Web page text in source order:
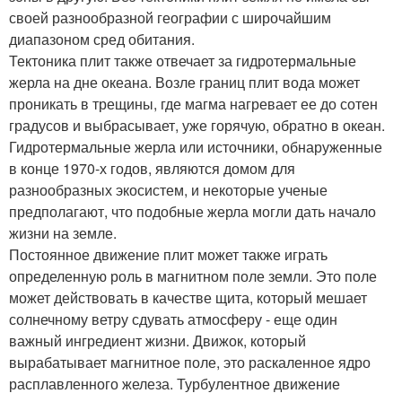
своей разнообразной географии с широчайшим
диапазоном сред обитания.
Тектоника плит также отвечает за гидротермальные
жерла на дне океана. Возле границ плит вода может
проникать в трещины, где магма нагревает ее до сотен
градусов и выбрасывает, уже горячую, обратно в океан.
Гидротермальные жерла или источники, обнаруженные
в конце 1970-х годов, являются домом для
разнообразных экосистем, и некоторые ученые
предполагают, что подобные жерла могли дать начало
жизни на земле.
Постоянное движение плит может также играть
определенную роль в магнитном поле земли. Это поле
может действовать в качестве щита, который мешает
солнечному ветру сдувать атмосферу - еще один
важный ингредиент жизни. Движок, который
вырабатывает магнитное поле, это раскаленное ядро
расплавленного железа. Турбулентное движение